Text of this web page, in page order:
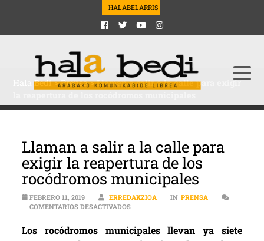
HALABELARRIS
Hala Bedi>Prensa>Llaman a salir a la calle para exigir
Llaman a salir a la calle para
exigir la reapertura de los
rocódromos municipales
FEBRERO 11, 2019 ERREDAKZIOA IN PRENSA
COMENTARIOS DESACTIVADOSEN LLAMAN A SALIR A LA CALLE PARA
Los rocódromos municipales llevan ya siete